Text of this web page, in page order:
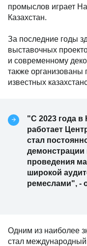
промыслов играет
Казахстан.
За последние годы
выставочных
и современному
также организованы
известных
"С 2023 года
работает
стал
демонстрации
проведения
широкой
ремеслами", -
Одним из наиболее
стал